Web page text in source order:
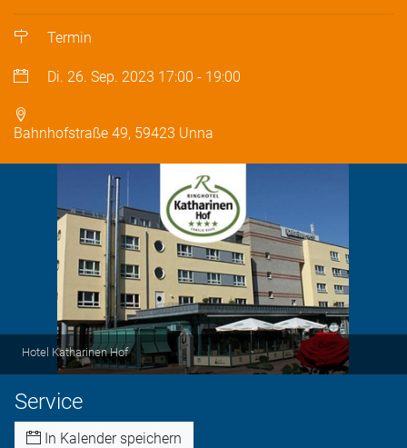
Termin
Di. 26. Sep. 2023 17:00 - 19:00
Bahnhofstraße 49, 59423 Unna
Hotel Katharinen Hof
Service
In Kalender speichern